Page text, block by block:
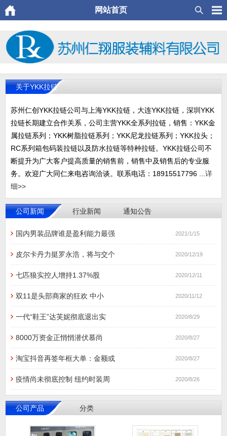
网站首页
关于YKK拉链
苏州仁创YKK拉链公司与上海YKK拉链，大连YKK拉链，深圳YKK
拉链长期建立合作关系，公司主营YKK全系列拉链，销售：YKK金
属拉链系列；YKK树脂拉链系列；YKK尼龙拉链系列；YKK拉头；
RC系列箱包码装拉链以及防水拉链等特种拉链。YKK拉链公司不
断提升为广大客户提高质量的销售前，销售中及销售后的专业服
务。欢迎广大同仁来电咨询洽谈。联系电话：18915517796 ... 详
细>>
公司新闻 行业新闻 通知公告
国内男装品牌谁是盈利能力最强 2021/1/15
皮尔卡丹力挺罗永浩，将与交个 2020/12/19
七匹狼实控人增持1.37%股 2020/12/11
双11是头部商家的狂欢 中小 2020/11/12
一代“鞋王”达芙妮彻底退出实 2020/8/29
8000万资金正悄悄潜伏慕尚 2020/8/27
淘宝抖音再签年框大单：金额或 2020/8/27
疫情尚未彻底控制 纽约时装周 2020/8/26
公司产品 分类